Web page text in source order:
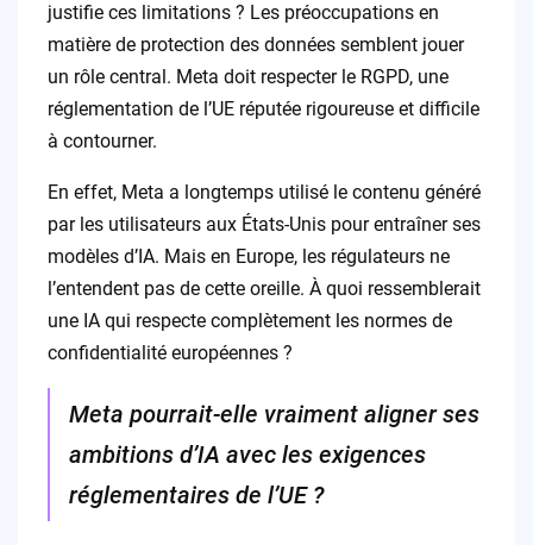
justifie ces limitations ? Les préoccupations en
matière de protection des données semblent jouer
un rôle central. Meta doit respecter le RGPD, une
réglementation de l’UE réputée rigoureuse et difficile
à contourner.
En effet, Meta a longtemps utilisé le contenu généré
par les utilisateurs aux États-Unis pour entraîner ses
modèles d’IA. Mais en Europe, les régulateurs ne
l’entendent pas de cette oreille. À quoi ressemblerait
une IA qui respecte complètement les normes de
confidentialité européennes ?
Meta pourrait-elle vraiment aligner ses
ambitions d’IA avec les exigences
réglementaires de l’UE ?